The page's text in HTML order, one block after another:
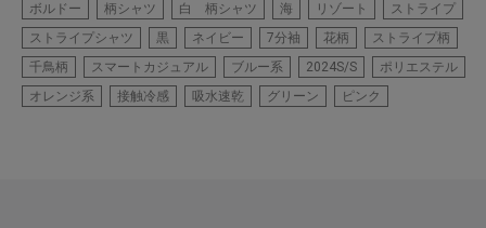
ボルドー 柄シャツ 白 柄シャツ 海 リゾート
ストライプ
ストライプシャツ
黒 ネイビー 7分袖 花柄
ストライプ柄
千鳥柄
スマートカジュアル ブルー系 2024S/S
ポリエステル
オレンジ系
接触冷感 吸水速乾 グリーン ピンク